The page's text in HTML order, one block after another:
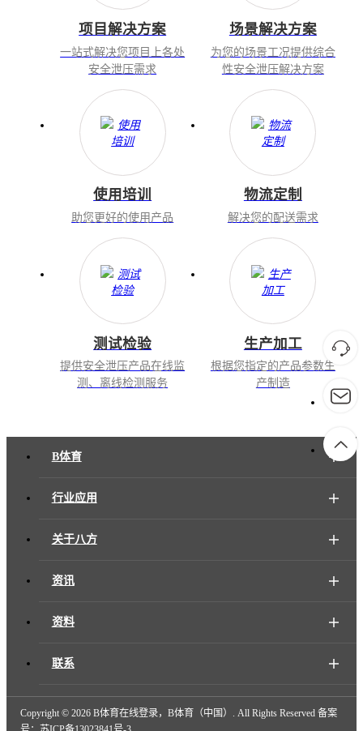
项目解决方案
一站式解决您项目上各处
安全泄压需求
场景解决方案
为您的场景工况提供综合
性安全泄压解决方案
使用培训
助您更好的使用产品
物流定制
解决您的配送需求
测试检验
提供安全泄压产品在线监
测、离线检测服务
生产加工
根据您指定的产品参数生
产制造
B体育
行业应用
关于八方
资讯
资料
联系
Copyright ©2026 B体育在线登录，B体育（中国）. All Rights Reserved 备案